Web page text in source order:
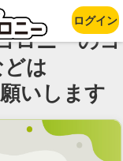
ロニーのコ
は
いします
ログイン